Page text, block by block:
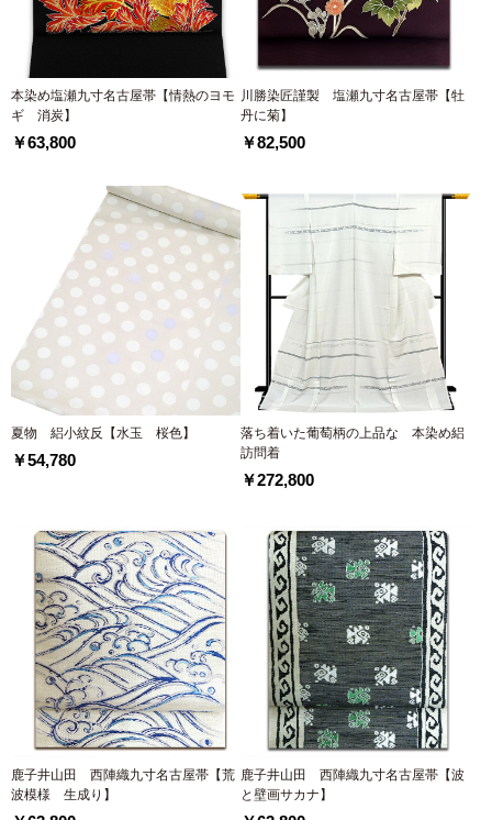
本染め塩瀬九寸名古屋帯【情熱のヨモ
ギ 消炭】
￥63,800
川勝染匠謹製 塩瀬九寸名古屋帯【牡
丹に菊】
￥82,500
夏物 絽小紋反【水玉 桜色】
￥54,780
落ち着いた葡萄柄の上品な 本染め絽
訪問着
￥272,800
鹿子井山田 西陣織九寸名古屋帯【荒
波模様 生成り】
鹿子井山田 西陣織九寸名古屋帯【波
と壁画サカナ】